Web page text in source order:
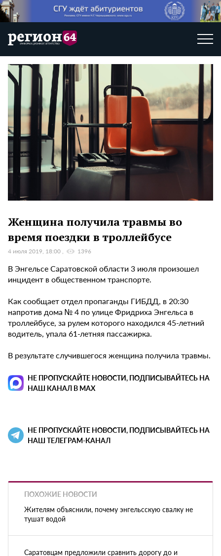
Женщина получила травмы во
время поездки в троллейбусе
4 июля 2019, 18:00 1396
В Энгельсе Саратовской области 3 июля произошел
инцидент в общественном транспорте.
Как сообщает отдел пропаганды ГИБДД, в 20:30
напротив дома № 4 по улице Фридриха Энгельса в
троллейбусе, за рулем которого находился 45-летний
водитель, упала 61-летняя пассажирка.
В результате случившегося женщина получила травмы.
НЕ ПРОПУСКАЙТЕ НОВОСТИ, ПОДПИСЫВАЙТЕСЬ НА
НАШ КАНАЛ В MAX
НЕ ПРОПУСКАЙТЕ НОВОСТИ, ПОДПИСЫВАЙТЕСЬ НА
НАШ ТЕЛЕГРАМ-КАНАЛ
ПОХОЖИЕ НОВОСТИ
Жителям объяснили, почему энгельсскую свалку не
тушат водой
Саратовцам предложили сравнить дорогу до и